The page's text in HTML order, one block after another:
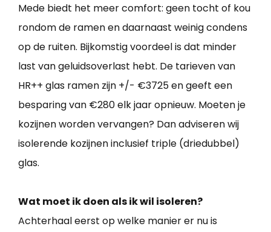
Mede biedt het meer comfort: geen tocht of kou
rondom de ramen en daarnaast weinig condens
op de ruiten. Bijkomstig voordeel is dat minder
last van geluidsoverlast hebt. De tarieven van
HR++ glas ramen zijn +/- €3725 en geeft een
besparing van €280 elk jaar opnieuw. Moeten je
kozijnen worden vervangen? Dan adviseren wij
isolerende kozijnen inclusief triple (driedubbel)
glas.
Wat moet ik doen als ik wil isoleren?
Achterhaal eerst op welke manier er nu is